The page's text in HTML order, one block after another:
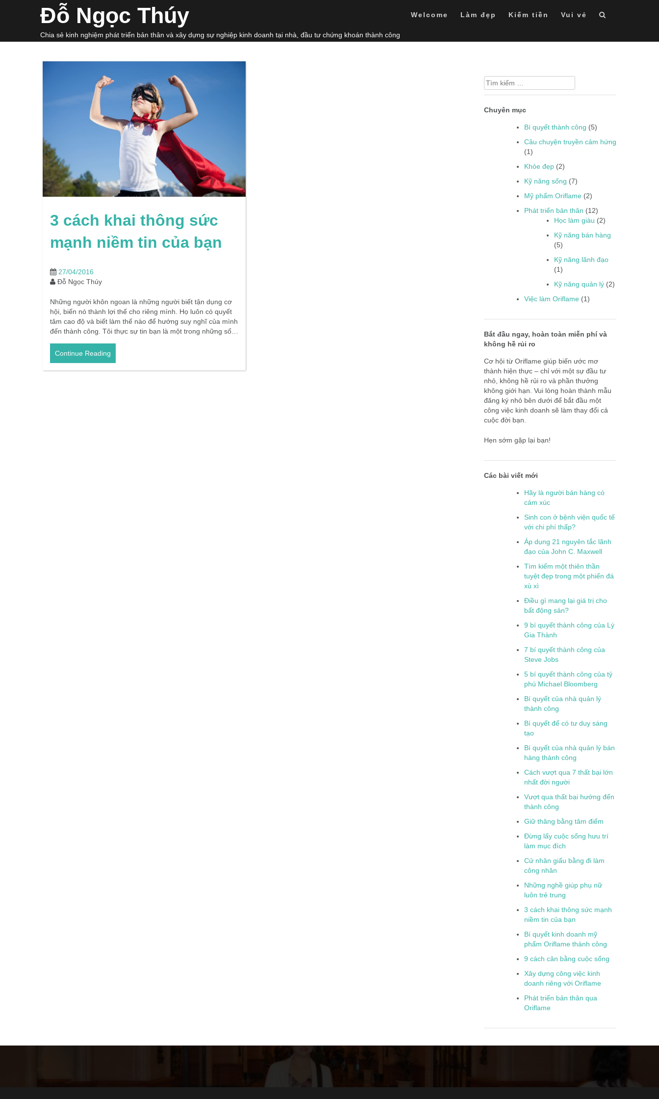
Đỗ Ngọc Thúy
Chia sẻ kinh nghiệm phát triển bản thân và xây dựng sự nghiệp kinh doanh tại nhà, đầu tư chứng khoán thành công
Welcome Làm đẹp Kiếm tiền Vui vẻ
3 cách khai thông sức
mạnh niềm tin của bạn
27/04/2016
Đỗ Ngọc Thúy
Những người khôn ngoan là những người biết tận dụng cơ
hội, biến nó thành lợi thế cho riêng mình. Họ luôn có quyết
tâm cao độ và biết làm thế nào để hướng suy nghĩ của mình
đến thành công. Tôi thực sự tin bạn là một trong những số…
Continue Reading
Tìm
kiếm
Chuyên mục
Bí quyết thành công (5)
Câu chuyện truyền cảm hứng
(1)
Khỏe đẹp (2)
Kỹ năng sống (7)
Mỹ phẩm Oriflame (2)
Phát triển bản thân (12)
Học làm giàu (2)
Kỹ năng bán hàng
(5)
Kỹ năng lãnh đạo
(1)
Kỹ năng quản lý (2)
Việc làm Oriflame (1)
Bắt đầu ngay, hoàn toàn miễn phí và
không hề rủi ro
Cơ hội từ Oriflame giúp biến ước mơ
thành hiện thực – chỉ với một sự đầu tư
nhỏ, không hề rủi ro và phần thưởng
không giới hạn. Vui lòng hoàn thành mẫu
đăng ký nhỏ bên dưới để bắt đầu một
công việc kinh doanh sẽ làm thay đổi cả
cuộc đời bạn.
Hẹn sớm gặp lại bạn!
Các bài viết mới
Hãy là người bán hàng có
cảm xúc
Sinh con ở bệnh viện quốc tế
với chi phí thấp?
Áp dụng 21 nguyên tắc lãnh
đạo của John C. Maxwell
Tìm kiếm một thiên thần
tuyệt đẹp trong một phiến đá
xù xì
Điều gì mang lại giá trị cho
bất động sản?
9 bí quyết thành công của Lý
Gia Thành
7 bí quyết thành công của
Steve Jobs
5 bí quyết thành công của tỷ
phú Michael Bloomberg
Bí quyết của nhà quản lý
thành công
Bí quyết để có tư duy sáng
tạo
Bí quyết của nhà quản lý bán
hàng thành công
Cách vượt qua 7 thất bại lớn
nhất đời người
Vượt qua thất bại hướng đến
thành công
Giữ thăng bằng tâm điểm
Đừng lấy cuộc sống hưu trí
làm mục đích
Cử nhân giấu bằng đi làm
công nhân
Những nghề giúp phụ nữ
luôn trẻ trung
3 cách khai thông sức mạnh
niềm tin của bạn
Bí quyết kinh doanh mỹ
phẩm Oriflame thành công
9 cách cân bằng cuộc sống
Xây dựng công việc kinh
doanh riêng với Oriflame
Phát triển bản thân qua
Oriflame